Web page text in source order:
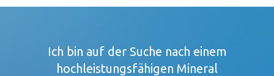
Ich bin auf der Suche nach einem
hochleistungsfähigen Mineral